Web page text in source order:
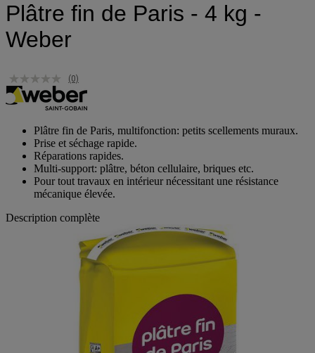
Plâtre fin de Paris - 4 kg -
Weber
(0)
Plâtre fin de Paris, multifonction: petits scellements muraux.
Prise et séchage rapide.
Réparations rapides.
Multi-support: plâtre, béton cellulaire, briques etc.
Pour tout travaux en intérieur nécessitant une résistance
mécanique élevée.
Description complète